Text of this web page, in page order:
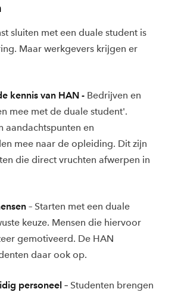
sluiten met een duale student is
Maar werkgevers krijgen er
kennis van HAN - Bedrijven en
mee met de duale student'.
aandachtspunten en
mee naar de opleiding. Dit zijn
die direct vruchten afwerpen in
– Starten met een duale
keuze. Mensen die hiervoor
gemotiveerd. De HAN
daar ook op.
personeel – Studenten brengen